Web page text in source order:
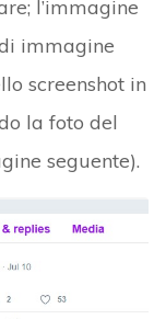
l’immagine
immagine
screenshot in
la foto del
seguente).